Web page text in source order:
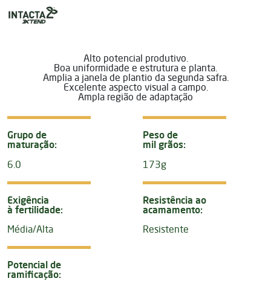
Alto potencial produtivo.
Boa uniformidade e estrutura e planta.
Amplia a janela de plantio da segunda safra.
Excelente aspecto visual a campo.
Ampla região de adaptação
Grupo de
maturação:
6.0
Peso de
mil grãos:
173g
Exigência
à fertilidade:
Média/Alta
Resistência ao
acamamento:
Resistente
Potencial de
ramificação: